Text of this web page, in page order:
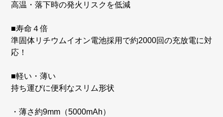
高温・落下時の発火リスクを低減
■寿命４倍
準固体リチウムイオン電池採用で約2000回の充放電に対
応！
■軽い・薄い
持ち運びに便利なスリム形状
・薄さ約9mm（5000mAh）